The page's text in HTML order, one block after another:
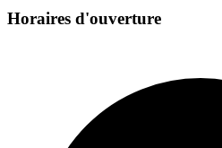
Horaires d'ouverture